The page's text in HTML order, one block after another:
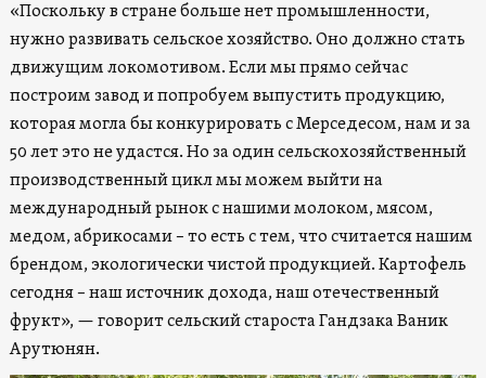
«Поскольку в стране больше нет промышленности,
нужно развивать сельское хозяйство. Оно должно стать
движущим локомотивом. Если мы прямо сейчас
построим завод и попробуем выпустить продукцию,
которая могла бы конкурировать с Мерседесом, нам и за
50 лет это не удастся. Но за один сельскохозяйственный
производственный цикл мы можем выйти на
международный рынок с нашими молоком, мясом,
медом, абрикосами – то есть с тем, что считается нашим
брендом, экологически чистой продукцией. Картофель
сегодня – наш источник дохода, наш отечественный
фрукт», — говорит сельский староста Гандзака Ваник
Арутюнян.